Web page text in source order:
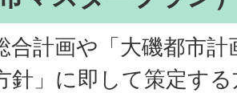
計画や「大磯都市計
針」に即して策定す